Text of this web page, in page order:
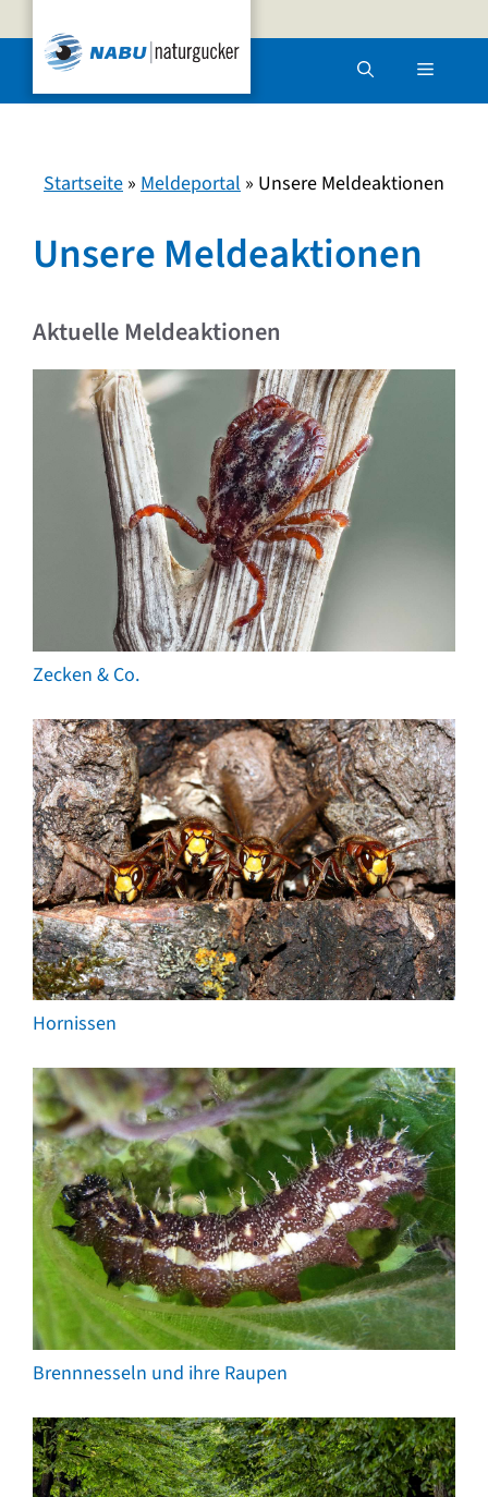
Inhalt
springen
Menü
Startseite » Meldeportal » Unsere Meldeaktionen
Unsere Meldeaktionen
Aktuelle Meldeaktionen
Zecken & Co.
Hornissen
Brennnesseln und ihre Raupen